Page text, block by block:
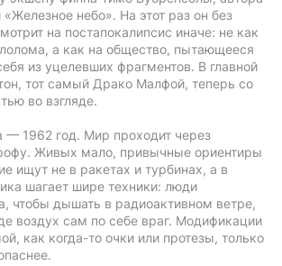
«Железное небо». На этот раз он без
на постапокалипсис иначе: не как
а как на общество, пытающееся
из уцелевших фрагментов. В главной
тот самый Драко Малфой, теперь со
во взгляде.
— 1962 год. Мир проходит через
Живых мало, привычные ориентиры
ищут не в ракетах и турбинах, а в
шагает шире техники: люди
чтобы дышать в радиоактивном ветре,
воздух сам по себе враг. Модификации
как когда-то очки или протезы, только